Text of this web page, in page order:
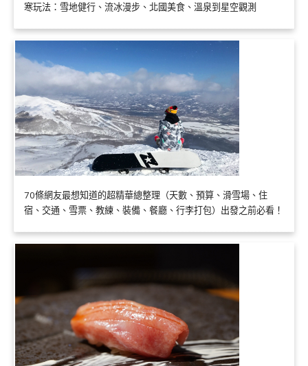
寒玩法：雪地健行、流冰漫步、北國美食、溫泉到星空觀測
70條網友最想知道的超精華總整理（天數、預算、滑雪場、住
宿、交通、雪票、教練、裝備、餐廳、行李打包）出發之前必看！